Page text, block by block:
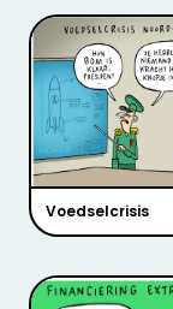
Voedselcrisis